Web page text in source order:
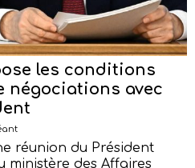
les conditions
négociations avec
réunion du Président
ministère des Affaires